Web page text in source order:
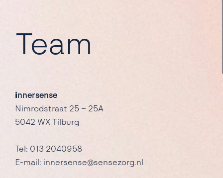
Team
innersense
Nimrodstraat 25 – 25A
5042 WX Tilburg
Tel: 013 2040958
E-mail: innersense@sensezorg.nl